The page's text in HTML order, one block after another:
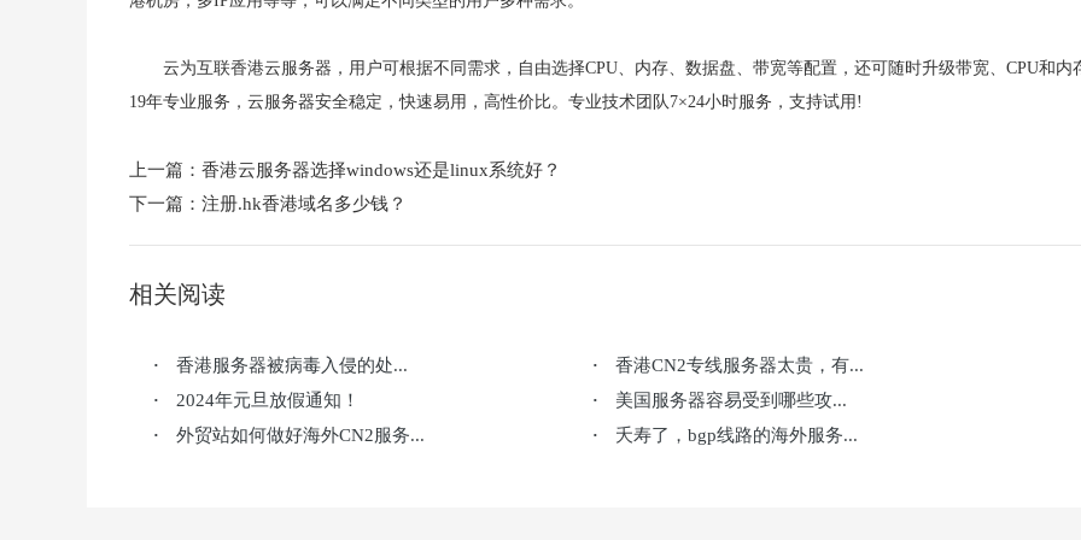
云为互联香港云服务器，用户可根据不同需求，自由选择CPU、内存、数据盘、带宽等配置，还可随时升级带宽、CPU和内
19年专业服务，云服务器安全稳定，快速易用，高性价比。专业技术团队7×24小时服务，支持试用!
上一篇： 香港云服务器选择windows还是linux系统好？
下一篇： 注册.hk香港域名多少钱？
相关阅读
· 香港服务器被病毒入侵的处... · 香港CN2专线服务器太贵，有...
· 2024年元旦放假通知！ · 美国服务器容易受到哪些攻...
· 外贸站如何做好海外CN2服务... · 夭寿了，bgp线路的海外服务...